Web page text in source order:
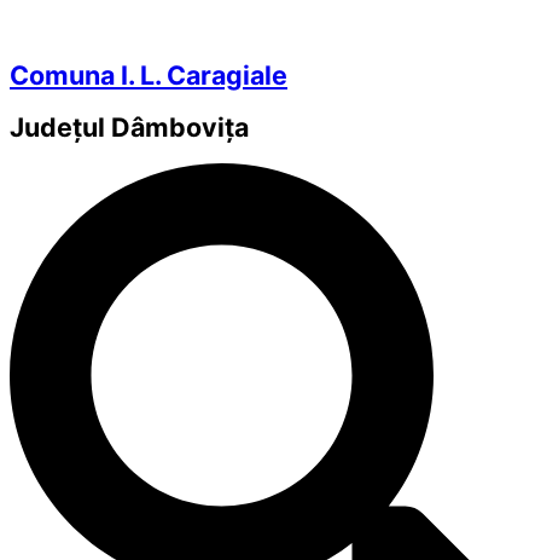
Comuna I. L. Caragiale
Județul Dâmbovița